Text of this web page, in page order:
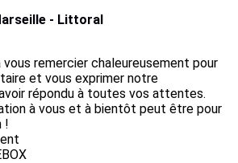
- Littoral
vous remercier chaleureusement pour
et vous exprimer notre
répondu à toutes vos attentes.
à vous et à bientôt peut être pour
!